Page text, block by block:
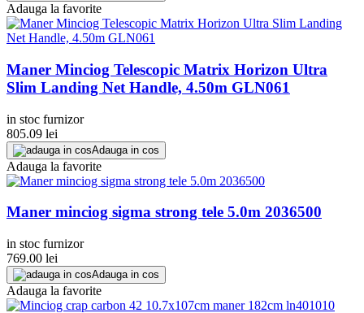
Adauga la favorite
Maner Minciog Telescopic Matrix Horizon Ultra
Slim Landing Net Handle, 4.50m GLN061
in stoc furnizor
805.09 lei
Adauga in cos
Adauga la favorite
Maner minciog sigma strong tele 5.0m 2036500
in stoc furnizor
769.00 lei
Adauga in cos
Adauga la favorite